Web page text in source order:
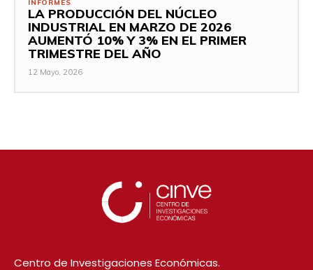
INFORMES
LA PRODUCCIÓN DEL NÚCLEO
INDUSTRIAL EN MARZO DE 2026
AUMENTÓ 10% Y 3% EN EL PRIMER
TRIMESTRE DEL AÑO
12 Mayo, 2026
Centro de Investigaciones Económicas.